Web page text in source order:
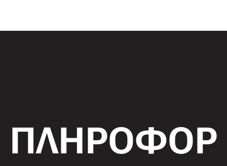
ΠΛΗΡΟΦΟΡ